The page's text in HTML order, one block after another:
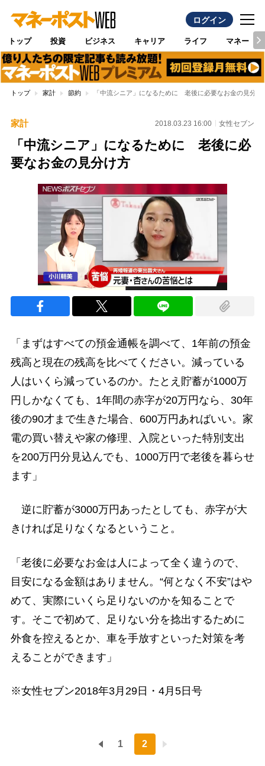
ログイン
トップ 投資 ビジネス キャリア ライフ マネー
トップ 家計 節約 「中流シニア」になるために 老後に必要なお金の見分け
家計 2018.03.23 16:00 女性セブン
「中流シニア」になるために 老後に必
要なお金の見分け方
「まずはすべての預金通帳を調べて、1年前の預金
残高と現在の残高を比べてください。減っている
人はいくら減っているのか。たとえ貯蓄が1000万
円しかなくても、1年間の赤字が20万円なら、30年
後の90才まで生きた場合、600万円あればいい。家
電の買い替えや家の修理、入院といった特別支出
を200万円分見込んでも、1000万円で老後を暮らせ
ます」
逆に貯蓄が3000万円あったとしても、赤字が大
きければ足りなくなるということ。
「老後に必要なお金は人によって全く違うので、
目安になる金額はありません。“何となく不安”はや
めて、実際にいくら足りないのかを知ることで
す。そこで初めて、足りない分を捻出するために
外食を控えるとか、車を手放すといった対策を考
えることができます」
※女性セブン2018年3月29日・4月5日号
1 2